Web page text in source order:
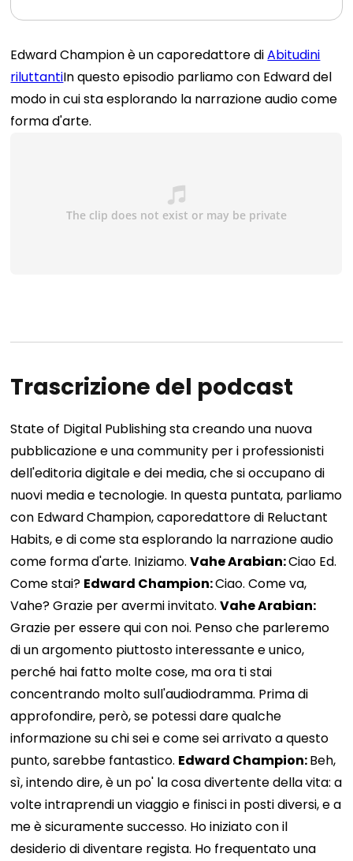
Edward Champion è un caporedattore diAbitudini
riluttantiIn questo episodio parliamo con Edward del
modo in cui sta esplorando la narrazione audio come
forma d'arte.
Trascrizione del podcast
State of Digital Publishing sta creando una nuova
pubblicazione e una community per i professionisti
dell'editoria digitale e dei media, che si occupano di
nuovi media e tecnologie. In questa puntata, parliamo
con Edward Champion, caporedattore di Reluctant
Habits, e di come sta esplorando la narrazione audio
come forma d'arte. Iniziamo.Vahe Arabian:Ciao Ed.
Come stai? Edward Champion:Ciao. Come va,
Vahe? Grazie per avermi invitato.Vahe Arabian:
Grazie per essere qui con noi. Penso che parleremo
di un argomento piuttosto interessante e unico,
perché hai fatto molte cose, ma ora ti stai
concentrando molto sull'audiodramma. Prima di
approfondire, però, se potessi dare qualche
informazione su chi sei e come sei arrivato a questo
punto, sarebbe fantastico. Edward Champion:Beh,
sì, intendo dire, è un po' la cosa divertente della vita: a
volte intraprendi un viaggio e finisci in posti diversi, e a
me è sicuramente successo. Ho iniziato con il
desiderio di diventare regista. Ho frequentato una